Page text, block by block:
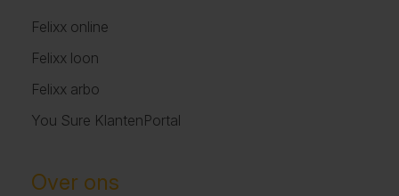
Felixx online
Felixx loon
Felixx arbo
You Sure KlantenPortal
Over ons